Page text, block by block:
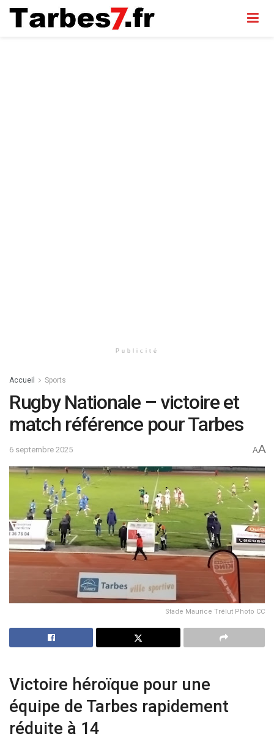
Publicité
Accueil Sports
Rugby Nationale – victoire et
match référence pour Tarbes
6 septembre 2025 AA
Stade Maurice Trélut Photo CC
Victoire héroïque pour une
équipe de Tarbes rapidement
réduite à 14